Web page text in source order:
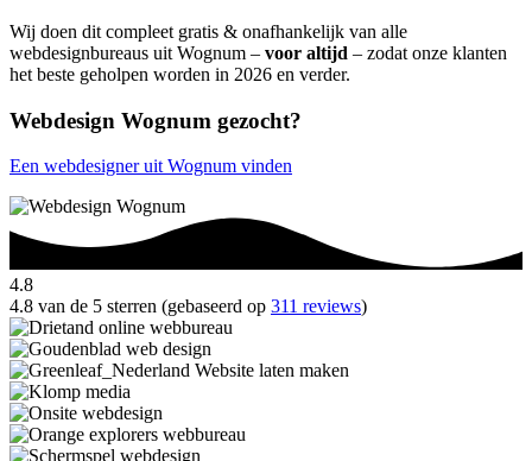
Wij doen dit compleet gratis & onafhankelijk van alle
webdesignbureaus uit Wognum – voor altijd – zodat onze klanten
het beste geholpen worden in 2026 en verder.
Webdesign Wognum gezocht?
Een webdesigner uit Wognum vinden
4.8
4.8 van de 5 sterren (gebaseerd op 311 reviews)